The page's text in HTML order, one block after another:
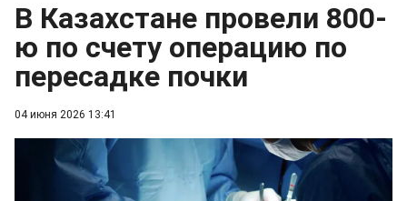
04 июня 2026 13:41
В Казахстане провели 800-
ю по счету операцию по
пересадке почки